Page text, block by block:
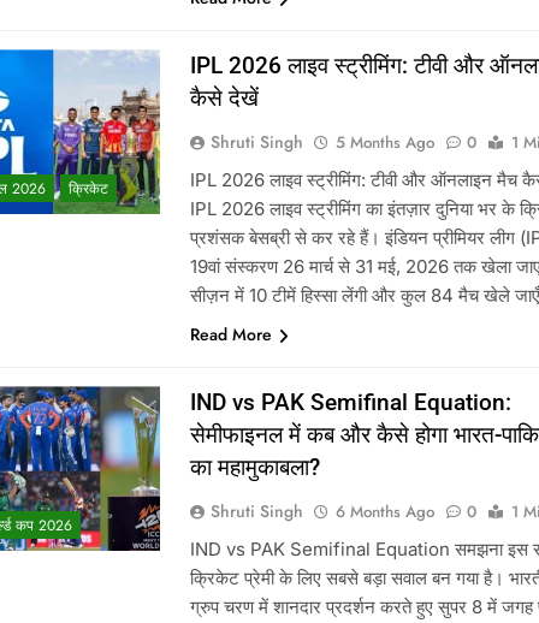
2026 क्रिकेट
IPL 2026 लाइव स्ट्रीमिंग: टीवी और
कैसे देखें
Shruti Singh 5 Months Ago 0
1
IPL 2026 लाइव स्ट्रीमिंग: टीवी और ऑनलाइन मैच
IPL 2026 लाइव स्ट्रीमिंग का इंतज़ार दुनिया भर के
प्रशंसक बेसब्री से कर रहे हैं। इंडियन प्रीमियर लीग
19वां संस्करण 26 मार्च से 31 मई, 2026 तक खेला
सीज़न में 10 टीमें हिस्सा लेंगी और कुल 84 मैच खेले
Read More
कप 2026
IND vs PAK Semifinal Equation:
सेमीफाइनल में कब और कैसे होगा भारत-
का महामुकाबला?
Shruti Singh 6 Months Ago 0
1
IND vs PAK Semifinal Equation समझना इस
क्रिकेट प्रेमी के लिए सबसे बड़ा सवाल बन गया है।
ग्रुप चरण में शानदार प्रदर्शन करते हुए सुपर 8 में जगह